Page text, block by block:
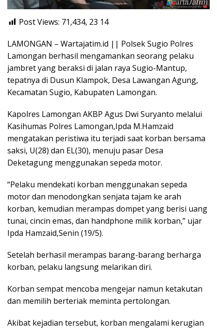
Post Views: 71,434, 23 14
LAMONGAN – Wartajatim.id || Polsek Sugio Polres
Lamongan berhasil mengamankan seorang pelaku
jambret yang beraksi di jalan raya Sugio-Mantup,
tepatnya di Dusun Klampok, Desa Lawangan Agung,
Kecamatan Sugio, Kabupaten Lamongan.
Kapolres Lamongan AKBP Agus Dwi Suryanto melalui
Kasihumas Polres Lamongan,Ipda M.Hamzaid
mengatakan peristiwa itu terjadi saat korban bersama
saksi, U(28) dan EL(30), menuju pasar Desa
Deketagung menggunakan sepeda motor.
“Pelaku mendekati korban menggunakan sepeda
motor dan menodongkan senjata tajam ke arah
korban, kemudian merampas dompet yang berisi uang
tunai, cincin emas, dan handphone milik korban,” ujar
Ipda Hamzaid,Senin (19/5).
Setelah berhasil merampas barang-barang berharga
korban, pelaku langsung melarikan diri.
Korban sempat mencoba mengejar namun ketakutan
dan memilih berteriak meminta pertolongan.
Akibat kejadian tersebut, korban mengalami kerugian